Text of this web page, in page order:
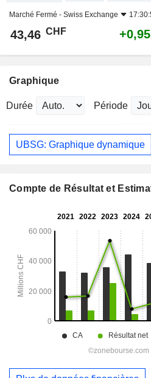
Marché Fermé - Swiss Exchange
43,46 CHF
Graphique
Durée Période
UBSG: Graphique dynamique
Compte de Résultat et